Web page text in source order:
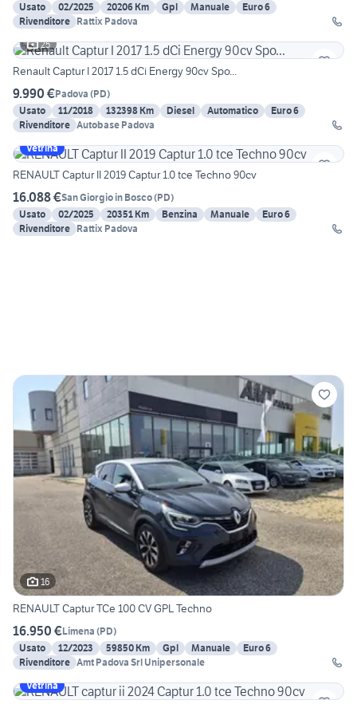
Usato
02/2025 20206 Km Gpl Manuale
Euro 6
Rivenditore Rattix Padova
25
Renault Captur I 2017 1.5 dCi Energy 90cv Spo...
9.990 €Padova (PD)
Usato
11/2018 132398 Km Diesel Automatico
Euro 6
Rivenditore Autobase Padova
Vetrina
RENAULT Captur II 2019 Captur 1.0 tce Techno 90cv
16.088 €San Giorgio in Bosco(PD)
Usato
02/2025 20351 Km Benzina Manuale
Euro 6
Rivenditore Rattix Padova
16
RENAULT Captur TCe 100 CV GPL Techno
16.950 €Limena (PD)
Usato
12/2023 59850 Km Gpl Manuale
Euro 6
Rivenditore Amt Padova Srl Unipersonale
Vetrina